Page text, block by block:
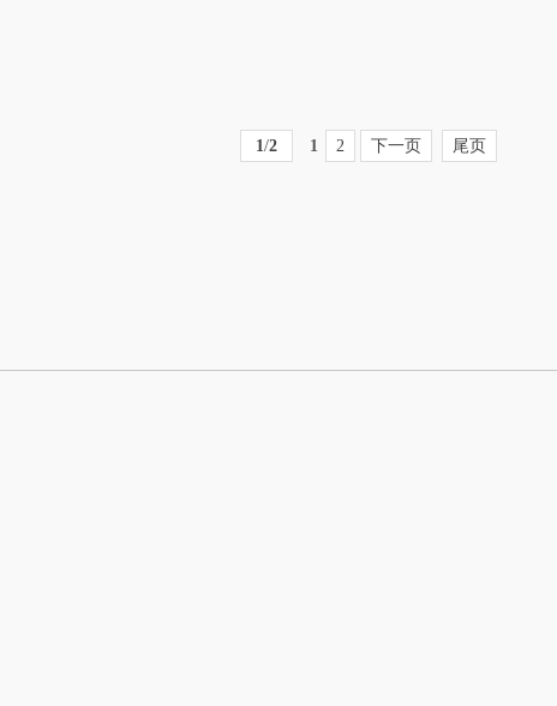
1/2 1 2 下一页 尾页